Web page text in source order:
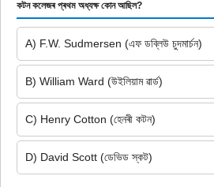
কটন কলেজৰ প্ৰথম অধ্যক্ষ কোন আছিল?
A) F.W. Sudmersen (এফ ডব্লিউ চুদমাৰ্চন)
B) William Ward (উইলিয়াম ৱাৰ্ড)
C) Henry Cotton (হেনৰী কটন)
D) David Scott (ডেভিড স্কট)